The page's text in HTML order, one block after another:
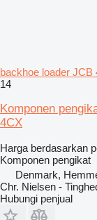
backhoe loader JCB
14
Komponen
4CX
Harga berdasarkan
Komponen pengikat
Denmark,
Chr. Nielsen -
Hubungi penjual